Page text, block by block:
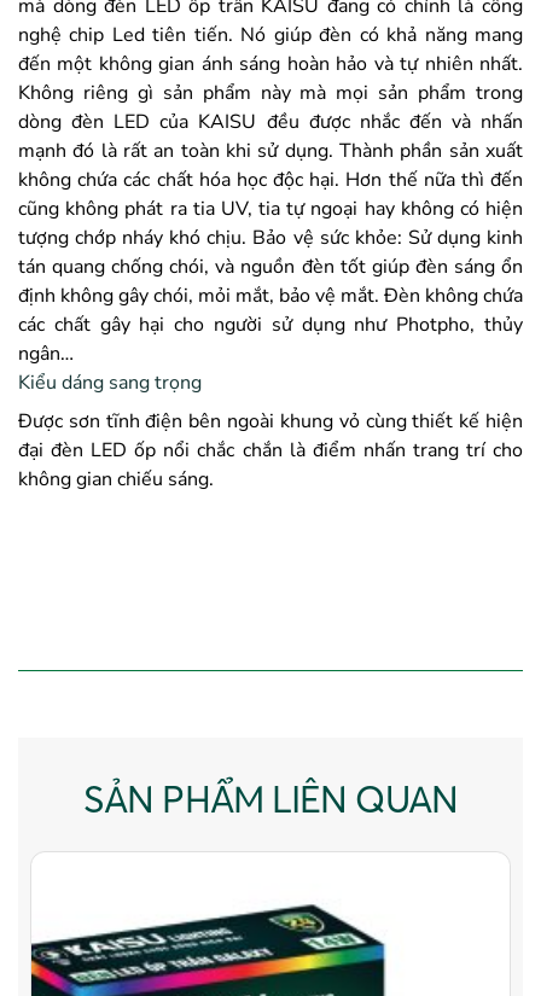
mà dòng đèn LED ốp trần KAISU đang có chính là công
nghệ chip Led tiên tiến. Nó giúp đèn có khả năng mang
đến một không gian ánh sáng hoàn hảo và tự nhiên nhất.
Không riêng gì sản phẩm này mà mọi sản phẩm trong
dòng đèn LED của KAISU đều được nhắc đến và nhấn
mạnh đó là rất an toàn khi sử dụng. Thành phần sản xuất
không chứa các chất hóa học độc hại. Hơn thế nữa thì đến
cũng không phát ra tia UV, tia tự ngoại hay không có hiện
tượng chớp nháy khó chịu. Bảo vệ sức khỏe: Sử dụng kinh
tán quang chống chói, và nguồn đèn tốt giúp đèn sáng ổn
định không gây chói, mỏi mắt, bảo vệ mắt. Đèn không chứa
các chất gây hại cho người sử dụng như Photpho, thủy
ngân…
Kiểu dáng sang trọng
Được sơn tĩnh điện bên ngoài khung vỏ cùng thiết kế hiện
đại đèn LED ốp nổi chắc chắn là điểm nhấn trang trí cho
không gian chiếu sáng.
SẢN PHẨM LIÊN QUAN